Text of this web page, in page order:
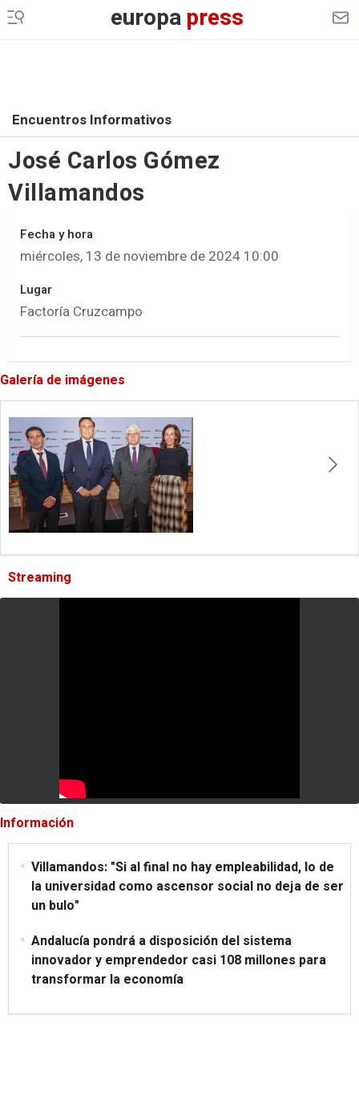
europapress
Encuentros Informativos
José Carlos Gómez
Villamandos
Fecha y hora
miércoles, 13 de noviembre de 2024 10:00
Lugar
Factoría Cruzcampo
Galería de imágenes
Streaming
Información
Villamandos: "Si al final no hay empleabilidad, lo de
la universidad como ascensor social no deja de ser
un bulo"
Andalucía pondrá a disposición del sistema
innovador y emprendedor casi 108 millones para
transformar la economía